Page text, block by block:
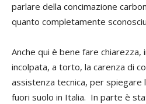
parlare della concimazione
quanto completamente
Anche qui è bene fare chiarezza,
incolpata, a torto, la carenza di
assistenza tecnica, per spiegare
fuori suolo in Italia. In parte è